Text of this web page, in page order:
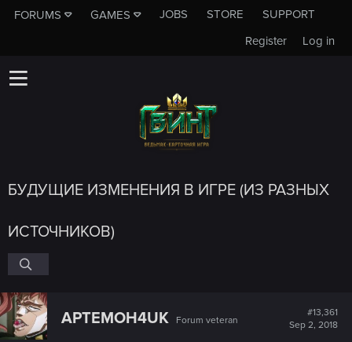
FORUMS GAMES JOBS STORE
SUPPORT
Log in
Register
БУДУЩИЕ ИЗМЕНЕНИЯ В ИГРЕ (ИЗ РАЗНЫХ
ИСТОЧНИКОВ)
APTEMOH4UK Forum veteran
#13,361
Sep 2, 2018